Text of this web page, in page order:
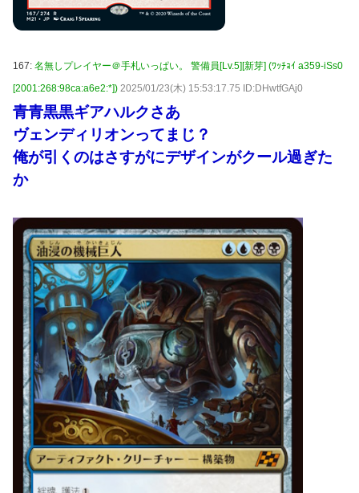
167: 名無しプレイヤー＠手札いっぱい。 警備員[Lv.5][新芽] (ﾜｯﾁｮｲ a359-iSs0
[2001:268:98ca:a6e2:*]) 2025/01/23(木) 15:53:17.75 ID:DHwtfGAj0
青青黒黒ギアハルクさあ
ヴェンディリオンってまじ？
俺が引くのはさすがにデザインがクール過ぎた
か